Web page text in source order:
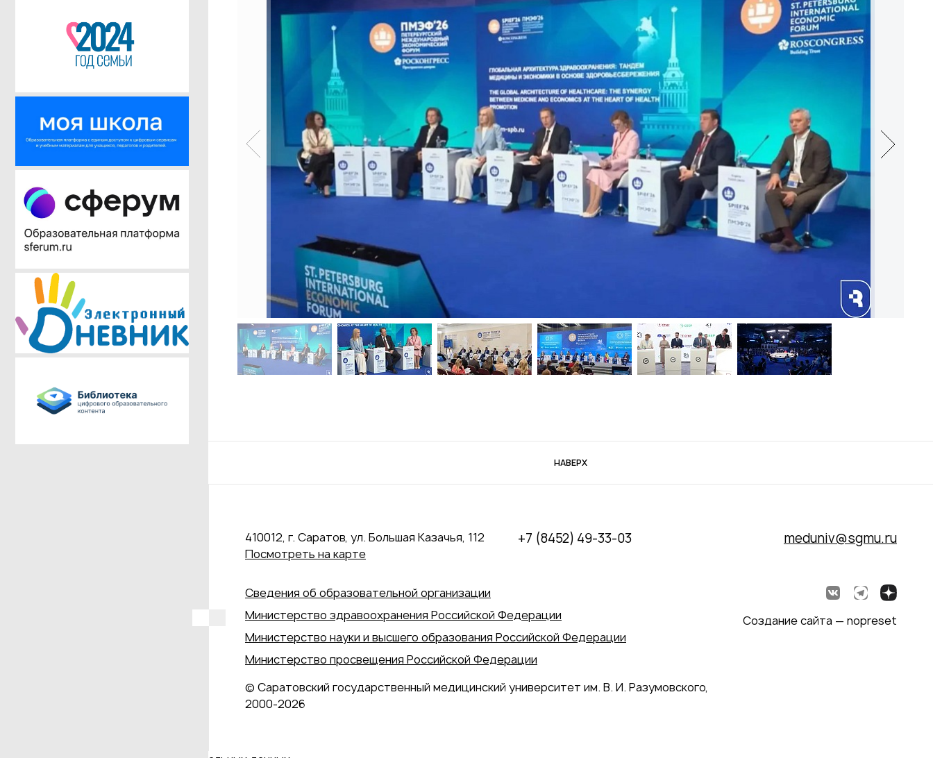
НАВЕРХ
410012, г. Саратов, ул. Большая Казачья, 112
Посмотреть на карте
+7 (8452) 49-33-03 meduniv@sgmu.ru
Сведения об образовательной организации
Министерство здравоохранения Российской Федерации
Министерство науки и высшего образования Российской Федерации
Министерство просвещения Российской Федерации
© Саратовский государственный медицинский университет им. В. И. Разумовского,
2000‑2026
Создание сайта — nopreset